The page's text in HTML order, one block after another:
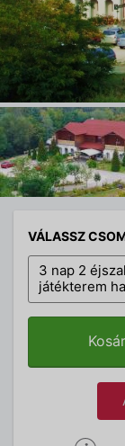
VÁLASSZ
3 nap 2
játékterem